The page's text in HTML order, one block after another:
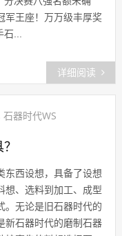
军王座！万万级丰厚奖
...
详细阅读
石器时代WS
东西设想，具备了设想
想、选料到加工、成型
。无论是旧石器时代的
新石器时代的磨制石器